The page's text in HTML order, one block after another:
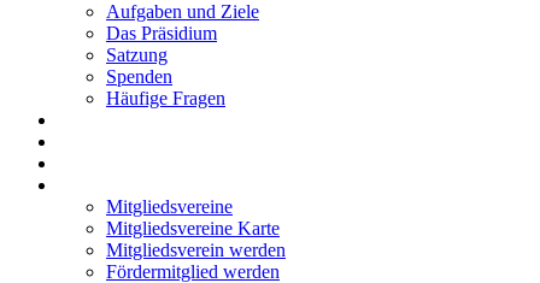
Aufgaben und Ziele
Das Präsidium
Satzung
Spenden
Häufige Fragen
Mitgliedsvereine
Mitgliedsvereine Karte
Mitgliedsverein werden
Fördermitglied werden